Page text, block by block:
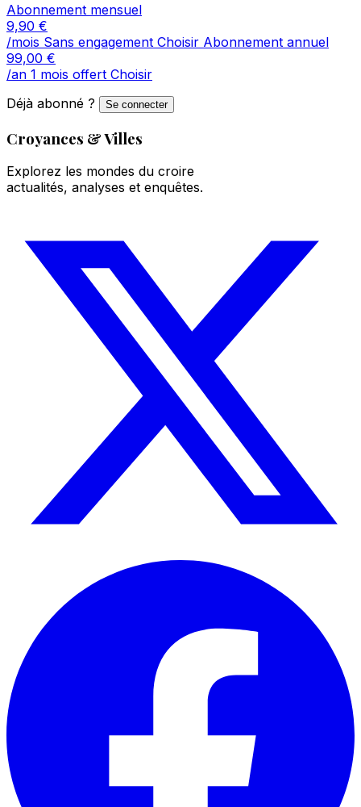
Abonnement mensuel
9,90 €
/mois Sans engagement Choisir Abonnement annuel
99,00 €
/an 1 mois offert Choisir
Déjà abonné ?
Se connecter
Croyances & Villes
Explorez les mondes du croire
actualités, analyses et enquêtes.